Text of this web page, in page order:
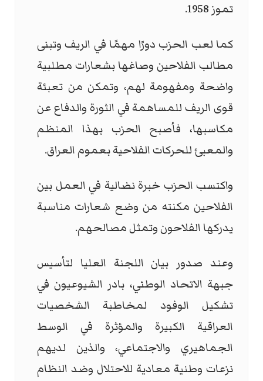
تموز 1958.
كما لعب الحزب دورًا مهمًا في الريف وتبنى
مطالب الفلاحين وصاغها بشعارات مطلبية
واضحة ومفهومة لهم، وتمكن من تعبئة
قوى الريف للمساهمة في الثورة والدفاع عن
مكاسبها، فأصبح الحزب بهذا المنظم
والمعبئ للحركات الفلاحية بعموم العراق.
واكتسب الحزب خبرة نضالية في العمل بين
الفلاحين مكنته من وضع شعارات مناسبة
يدركها الفلاحون وتمثل مصالحهم.
وعند صدور بيان اللجنة العليا لتأسيس
جبهة الاتحاد الوطني، بادر الشيوعيون في
تشكيل الوفود لمخاطبة الشخصيات
العراقية الكبيرة والمؤثرة في الوسط
الجماهيري والاجتماعي، والذين لديهم
نزعات وطنية معادية للاحتلال وضد النظام